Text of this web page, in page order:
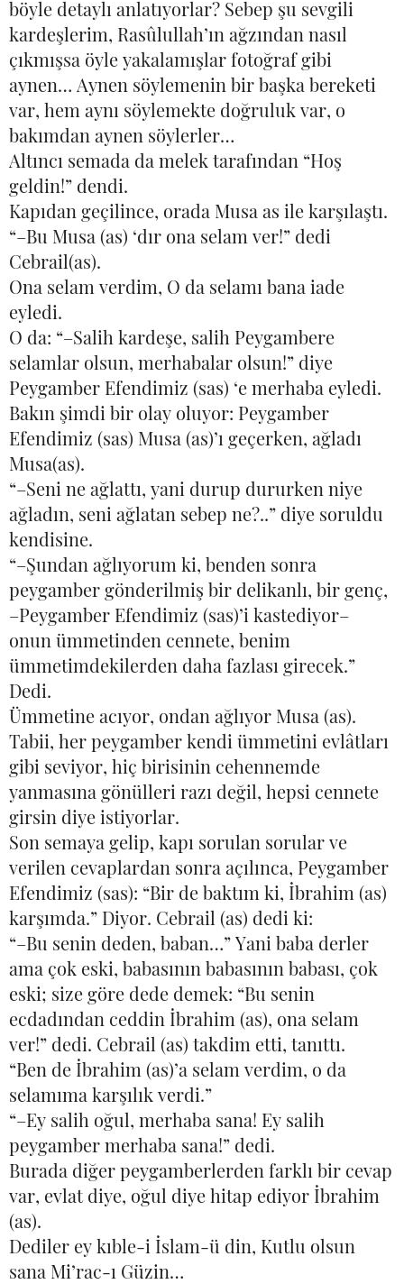
böyle detaylı anlatıyorlar? Sebep şu sevgili
kardeşlerim, Rasûlullah’ın ağzından nasıl
çıkmışsa öyle yakalamışlar fotoğraf gibi
aynen… Aynen söylemenin bir başka bereketi
var, hem aynı söylemekte doğruluk var, o
bakımdan aynen söylerler…
Altıncı semada da melek tarafından “Hoş
geldin!” dendi.
Kapıdan geçilince, orada Musa as ile karşılaştı.
“–Bu Musa (as) ‘dır ona selam ver!” dedi
Cebrail(as).
Ona selam verdim, O da selamı bana iade
eyledi.
O da: “–Salih kardeşe, salih Peygambere
selamlar olsun, merhabalar olsun!” diye
Peygamber Efendimiz (sas) ‘e merhaba eyledi.
Bakın şimdi bir olay oluyor: Peygamber
Efendimiz (sas) Musa (as)’ı geçerken, ağladı
Musa(as).
“–Seni ne ağlattı, yani durup dururken niye
ağladın, seni ağlatan sebep ne?..” diye soruldu
kendisine.
“–Şundan ağlıyorum ki, benden sonra
peygamber gönderilmiş bir delikanlı, bir genç,
–Peygamber Efendimiz (sas)’i kastediyor–
onun ümmetinden cennete, benim
ümmetimdekilerden daha fazlası girecek.”
Dedi.
Ümmetine acıyor, ondan ağlıyor Musa (as).
Tabii, her peygamber kendi ümmetini evlâtları
gibi seviyor, hiç birisinin cehennemde
yanmasına gönülleri razı değil, hepsi cennete
girsin diye istiyorlar.
Son semaya gelip, kapı sorulan sorular ve
verilen cevaplardan sonra açılınca, Peygamber
Efendimiz (sas): “Bir de baktım ki, İbrahim (as)
karşımda.” Diyor. Cebrail (as) dedi ki:
“–Bu senin deden, baban…” Yani baba derler
ama çok eski, babasının babasının babası, çok
eski; size göre dede demek: “Bu senin
ecdadından ceddin İbrahim (as), ona selam
ver!” dedi. Cebrail (as) takdim etti, tanıttı.
“Ben de İbrahim (as)’a selam verdim, o da
selamıma karşılık verdi.”
“–Ey salih oğul, merhaba sana! Ey salih
peygamber merhaba sana!” dedi.
Burada diğer peygamberlerden farklı bir cevap
var, evlat diye, oğul diye hitap ediyor İbrahim
(as).
Dediler ey kıble-i İslam-ü din, Kutlu olsun
sana Mi’rac-ı Güzin…